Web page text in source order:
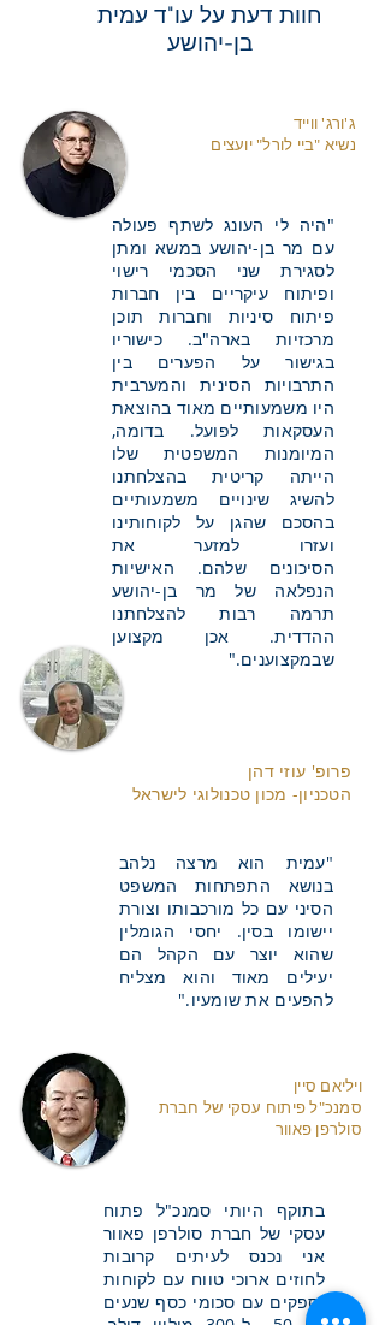
חוות דעת על עו"ד עמית
בן-יהושע
ג'ורג' ווייד
נשיא "ביי לורל" יועצים
"היה לי העונג לשתף פעולה
עם מר בן-יהושע במשא ומתן
לסגירת שני הסכמי רישוי
ופיתוח עיקריים בין חברות
פיתוח סיניות וחברות תוכן
מרכזיות בארה"ב. כישוריו
בגישור על הפערים בין
התרבויות הסינית והמערבית
היו משמעותיים מאוד בהוצאת
העסקאות לפועל. בדומה,
המיומנות המשפטית שלו
הייתה קריטית בהצלחתנו
להשיג שינויים משמעותיים
בהסכם שהגן על לקוחותינו
ועזרו למזער את
הסיכונים שלהם. האישיות
הנפלאה של מר בן-יהושע
תרמה רבות להצלחתנו
ההדדית. אכן מקצוען
שבמקצוענים."
פרופ' עוזי דהן
הטכניון- מכון טכנולוגי לישראל
"עמית הוא מרצה נלהב
בנושא התפתחות המשפט
הסיני עם כל מורכבותו וצורת
יישומו בסין. יחסי הגומלין
שהוא יוצר עם הקהל הם
יעילים מאוד והוא מצליח
להפעים את שומעיו."
ויליאם סיין
סמנכ"ל פיתוח עסקי של חברת
סולרפן פאוור
בתוקף היותי סמנכ"ל פתוח
עסקי של חברת סולרפן פאוור
אני נכנס לעיתים קרובות
לחוזים ארוכי טווח עם לקוחות
וספקים עם סכומי כסף שנעים